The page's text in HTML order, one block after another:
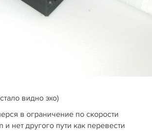
видно эхо)
в ограничение по скорости
и нет другого пути как перевести